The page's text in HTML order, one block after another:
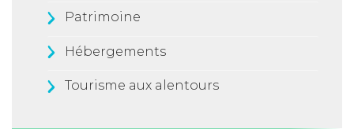
Patrimoine
Hébergements
Tourisme aux alentours